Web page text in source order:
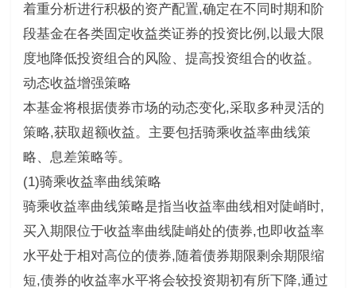
着重分析进行积极的资产配置,确定在不同时期和阶
段基金在各类固定收益类证券的投资比例,以最大限
度地降低投资组合的风险、提高投资组合的收益。
动态收益增强策略
本基金将根据债券市场的动态变化,采取多种灵活的
策略,获取超额收益。主要包括骑乘收益率曲线策
略、息差策略等。
(1)骑乘收益率曲线策略
骑乘收益率曲线策略是指当收益率曲线相对陡峭时,
买入期限位于收益率曲线陡峭处的债券,也即收益率
水平处于相对高位的债券,随着债券期限剩余期限缩
短,债券的收益率水平将会较投资期初有所下降,通过